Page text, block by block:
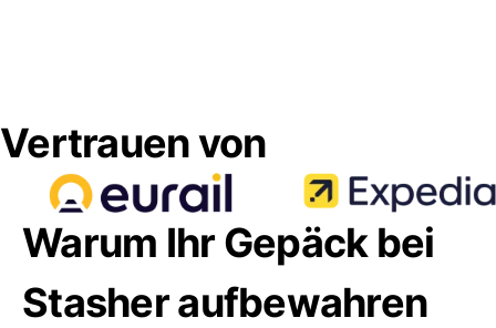
Vertrauen von
Warum Ihr Gepäck bei
Stasher aufbewahren